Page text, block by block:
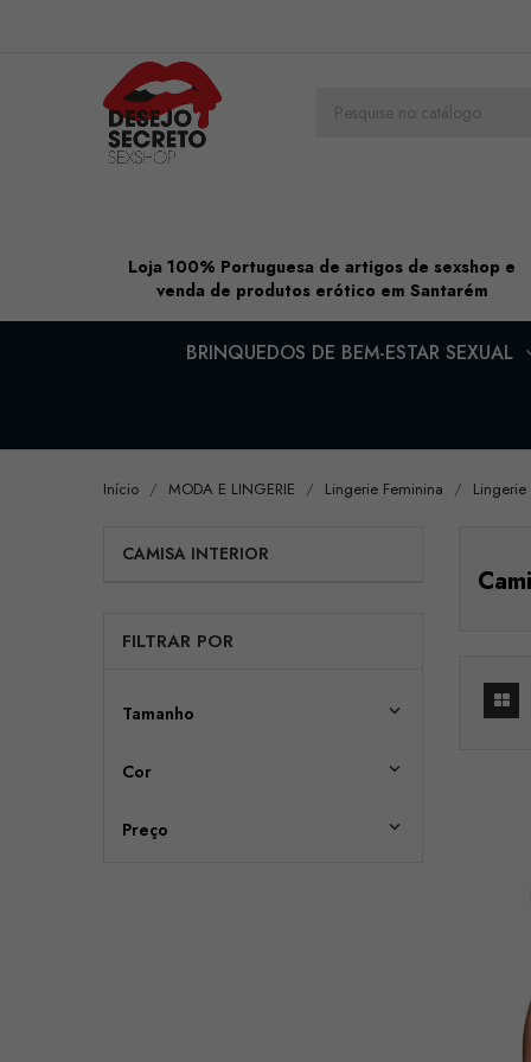
Loja 100% Portuguesa de artigos de sexshop e
venda de produtos erótico em Santarém
BRINQUEDOS DE BEM-ESTAR SEXUAL
Início MODA E LINGERIE Lingerie Feminina Lingerie
CAMISA INTERIOR
FILTRAR POR
Tamanho 
Cor 
Preço 